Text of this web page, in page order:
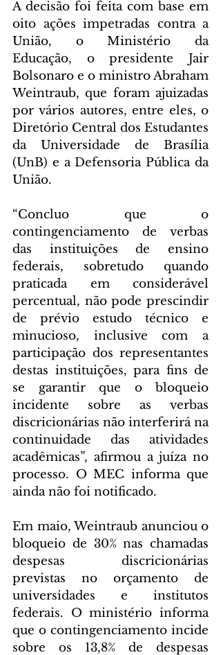
A decisão foi feita com base em
oito ações impetradas contra a
União, o Ministério da
Educação, o presidente Jair
Bolsonaro e o ministro Abraham
Weintraub, que foram ajuizadas
por vários autores, entre eles, o
Diretório Central dos Estudantes
da Universidade de Brasília
(UnB) e a Defensoria Pública da
União.
“Concluo que o
contingenciamento de verbas
das instituições de ensino
federais, sobretudo quando
praticada em considerável
percentual, não pode prescindir
de prévio estudo técnico e
minucioso, inclusive com a
participação dos representantes
destas instituições, para fins de
se garantir que o bloqueio
incidente sobre as verbas
discricionárias não interferirá na
continuidade das atividades
acadêmicas”, afirmou a juíza no
processo. O MEC informa que
ainda não foi notificado.
Em maio, Weintraub anunciou o
bloqueio de 30% nas chamadas
despesas discricionárias
previstas no orçamento de
universidades e institutos
federais. O ministério informa
que o contingenciamento incide
sobre os 13,8% de despesas